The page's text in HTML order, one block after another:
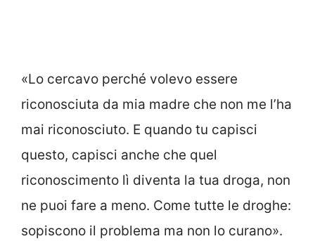
«Lo cercavo perché volevo essere
riconosciuta da mia madre che non me l’ha
mai riconosciuto. E quando tu capisci
questo, capisci anche che quel
riconoscimento lì diventa la tua droga, non
ne puoi fare a meno. Come tutte le droghe:
sopiscono il problema ma non lo curano».